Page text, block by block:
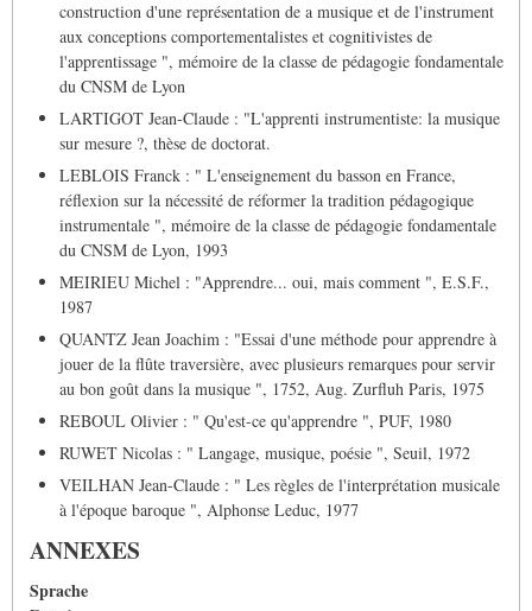
construction d'une représentation de a musique et de l'instrument
aux conceptions comportementalistes et cognitivistes de
l'apprentissage ", mémoire de la classe de pédagogie fondamentale
du CNSM de Lyon
LARTIGOT Jean-Claude : "L'apprenti instrumentiste: la musique
sur mesure ?, thèse de doctorat.
LEBLOIS Franck : " L'enseignement du basson en France,
réflexion sur la nécessité de réformer la tradition pédagogique
instrumentale ", mémoire de la classe de pédagogie fondamentale
du CNSM de Lyon, 1993
MEIRIEU Michel : "Apprendre... oui, mais comment ", E.S.F.,
1987
QUANTZ Jean Joachim : "Essai d'une méthode pour apprendre à
jouer de la flûte traversière, avec plusieurs remarques pour servir
au bon goût dans la musique ", 1752, Aug. Zurfluh Paris, 1975
REBOUL Olivier : " Qu'est-ce qu'apprendre ", PUF, 1980
RUWET Nicolas : " Langage, musique, poésie ", Seuil, 1972
VEILHAN Jean-Claude : " Les règles de l'interprétation musicale
à l'époque baroque ", Alphonse Leduc, 1977
ANNEXES
Sprache